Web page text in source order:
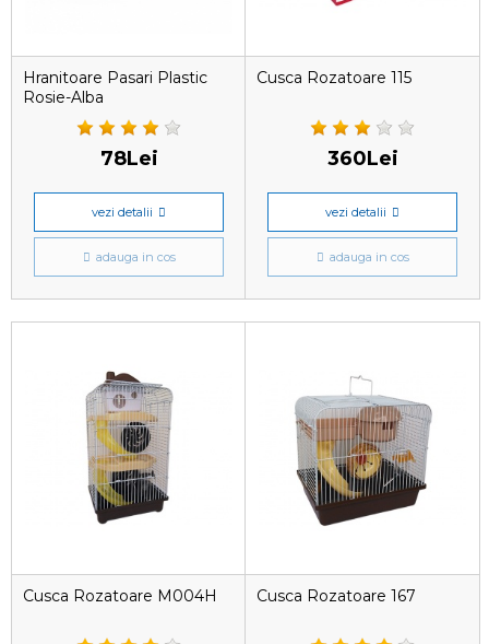
Hranitoare Pasari Plastic
Rosie-Alba
78Lei
vezi detalii
adauga in cos
Cusca Rozatoare 115
360Lei
vezi detalii
adauga in cos
Cusca Rozatoare M004H Cusca Rozatoare 167